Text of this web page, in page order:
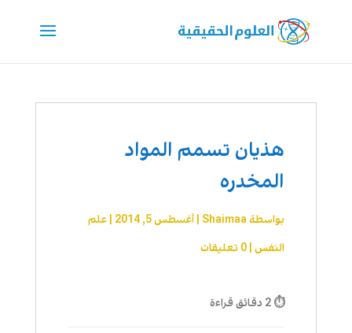
هذيان تسمم المواد
المخدره
بواسطة Shaimaa أغسطس 5, 2014
علم
النفس| 0 تعليقات
⏱ 2 دقائق قراءة